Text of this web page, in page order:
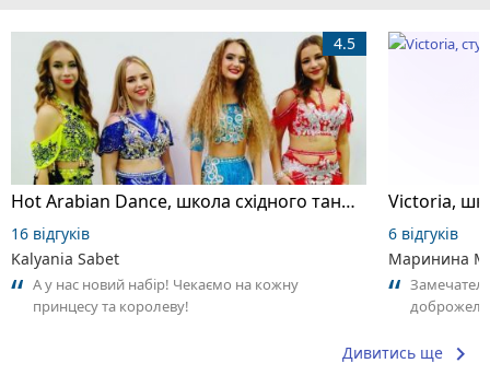
Hot Arabian Dance, школа східного танцю
4.5
16 відгуків
Kalyania Sabet
А у нас новий набір! Чекаємо на кожну
принцесу та королеву!
6 відгуків
Маринина
Дивитись ще keyboard_arrow_right